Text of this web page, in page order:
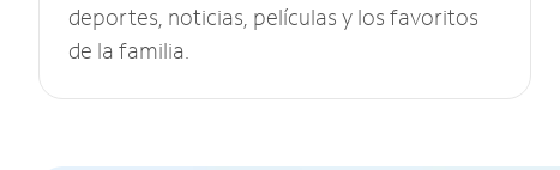
deportes, noticias, películas y los favoritos
de la familia.